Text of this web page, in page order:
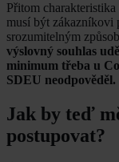
Přitom
musí být zákazníkovi
srozumitelným
výslovný souhlas
minimum třeba u
SDEU neodpověděl.
Jak by teď
postupovat?